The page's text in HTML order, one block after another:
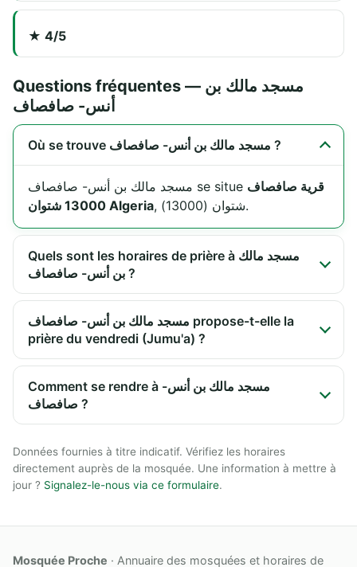
★ 4/5
Questions fréquentes — مسجد مالك بن
أنس- صافصاف
Où se trouve مسجد مالك بن أنس- صافصاف ?
مسجد مالك بن أنس- صافصاف se situe قرية صافصاف
13000 شتوان Algeria
, شتوان (13000).
Quels sont les horaires de prière à مسجد مالك
بن أنس- صافصاف ?
مسجد مالك بن أنس- صافصاف propose-t-elle la
prière du vendredi (Jumu'a) ?
Comment se rendre à مسجد مالك بن أنس-
صافصاف ?
Données fournies à titre indicatif. Vérifiez les horaires
directement auprès de la mosquée. Une information à mettre à
jour ? Signalez-le-nous via ce formulaire.
Mosquée Proche · Annuaire des mosquées et horaires de